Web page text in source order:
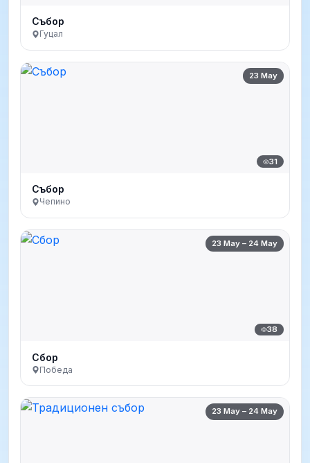
Събор
Гуцал
23 May
31
Събор
Чепино
23 May – 24 May
38
Сбор
Победа
23 May – 24 May